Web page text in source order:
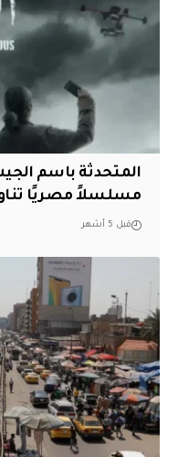
المتحدثة باسم
مسلسلاً مصريًا
قبل 5 أشهر